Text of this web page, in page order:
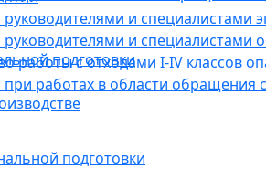
подготовки
и специалистами
и специалистами
работы с отходами I-IV классов
работах в области обращения
подготовки